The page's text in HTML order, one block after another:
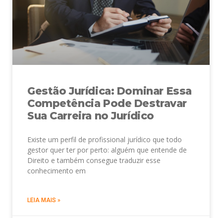
Gestão Jurídica: Dominar Essa
Competência Pode Destravar
Sua Carreira no Jurídico
Existe um perfil de profissional jurídico que todo
gestor quer ter por perto: alguém que entende de
Direito e também consegue traduzir esse
conhecimento em
LEIA MAIS »